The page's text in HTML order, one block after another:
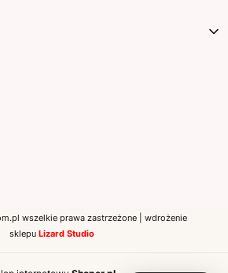
wszelkie prawa zastrzeżone | wdrożenie
sklepu Lizard Studio